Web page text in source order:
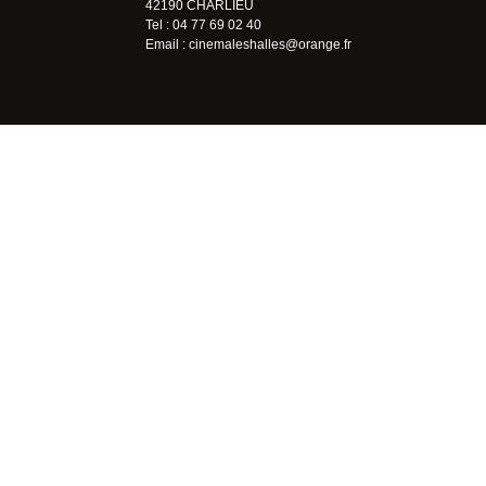
42190 CHARLIEU
Tel : 04 77 69 02 40
Email :cinemaleshalles@orange.fr